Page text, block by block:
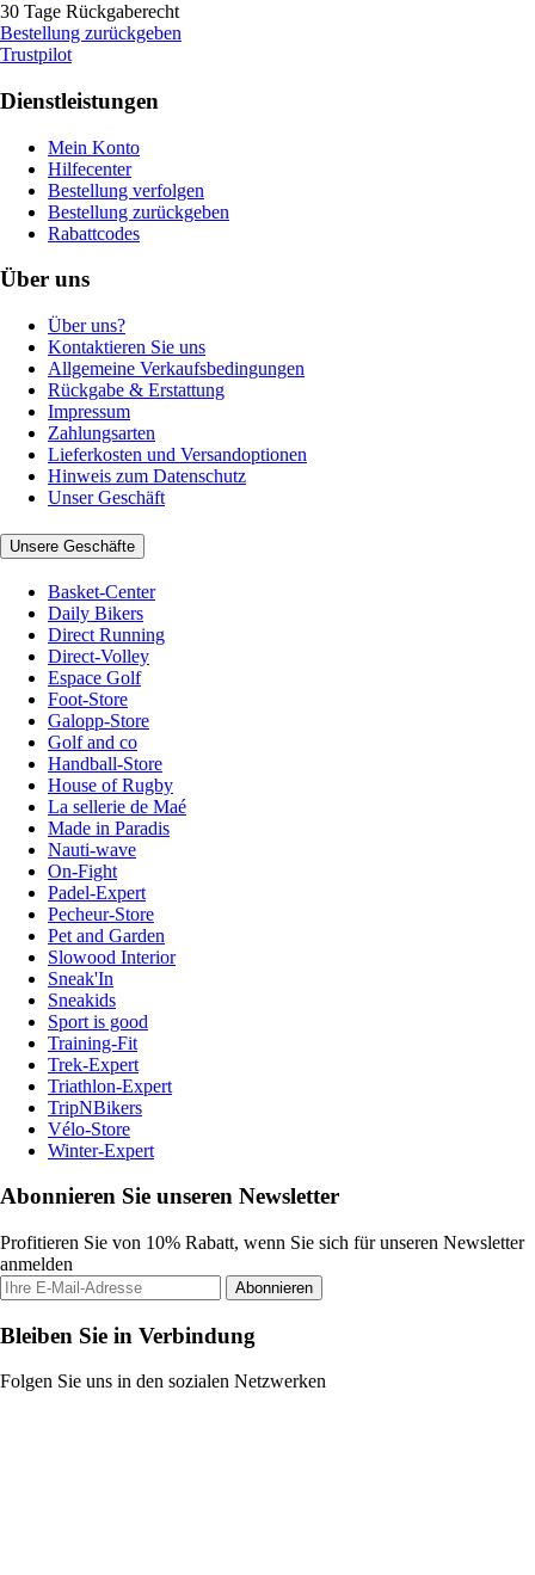
30 Tage Rückgaberecht
Bestellung zurückgeben
Trustpilot
Dienstleistungen
Mein Konto
Hilfecenter
Bestellung verfolgen
Bestellung zurückgeben
Rabattcodes
Über uns
Über uns?
Kontaktieren Sie uns
Allgemeine Verkaufsbedingungen
Rückgabe & Erstattung
Impressum
Zahlungsarten
Lieferkosten und Versandoptionen
Hinweis zum Datenschutz
Unser Geschäft
Unsere Geschäfte
Basket-Center
Daily Bikers
Direct Running
Direct-Volley
Espace Golf
Foot-Store
Galopp-Store
Golf and co
Handball-Store
House of Rugby
La sellerie de Maé
Made in Paradis
Nauti-wave
On-Fight
Padel-Expert
Pecheur-Store
Pet and Garden
Slowood Interior
Sneak'In
Sneakids
Sport is good
Training-Fit
Trek-Expert
Triathlon-Expert
TripNBikers
Vélo-Store
Winter-Expert
Abonnieren Sie unseren Newsletter
Profitieren Sie von 10% Rabatt, wenn Sie sich für unseren Newsletter
anmelden
Abonnieren
Bleiben Sie in Verbindung
Folgen Sie uns in den sozialen Netzwerken